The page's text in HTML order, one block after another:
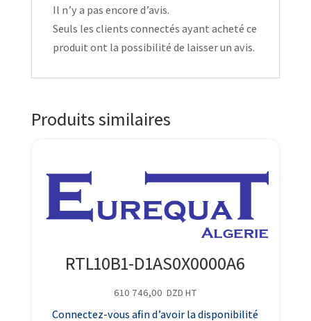
Il n’y a pas encore d’avis.
Seuls les clients connectés ayant acheté ce
produit ont la possibilité de laisser un avis.
Produits similaires
RTL10B1-D1AS0X0000A6
610 746,00 DZD HT
Connectez-vous afin d’avoir la disponibilité